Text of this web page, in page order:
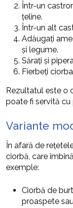
Într-un
țeline.
Într-un alt
Adăugați
și legume.
Sărați și
Fierbeți
Rezultatul este o
poate fi servită cu
Variante
În afară de
ciorbă, care
exemple:
Ciorbă de
proaspete